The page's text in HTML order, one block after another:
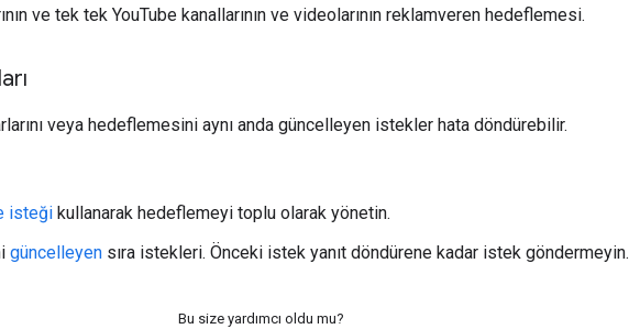
ve tek tek YouTube kanallarının ve videolarının reklamveren hedeflemesi.
veya hedeflemesini aynı anda güncelleyen istekler hata döndürebilir.
isteği kullanarak hedeflemeyi toplu olarak yönetin.
güncelleyen sıra istekleri. Önceki istek yanıt döndürene kadar istek göndermeyin.
Bu size yardımcı oldu mu?